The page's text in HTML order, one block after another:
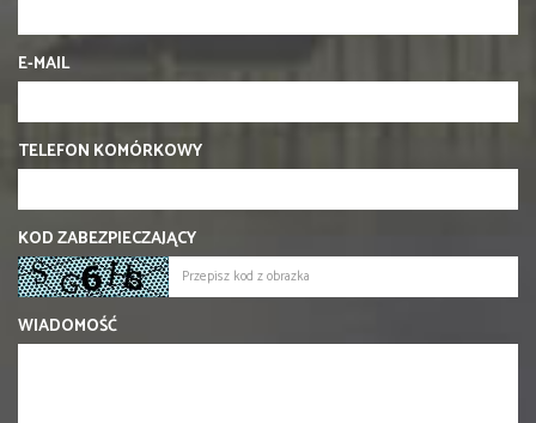
E-MAIL
TELEFON KOMÓRKOWY
KOD ZABEZPIECZAJĄCY
WIADOMOŚĆ